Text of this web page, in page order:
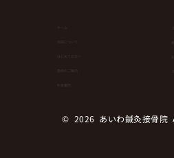
健康維持にもダイエ
にランニングやウオ
ホーム
はじめての方へ
⁨⁩施術のご案内
料金案内
© 2026 あいわ鍼灸接骨院